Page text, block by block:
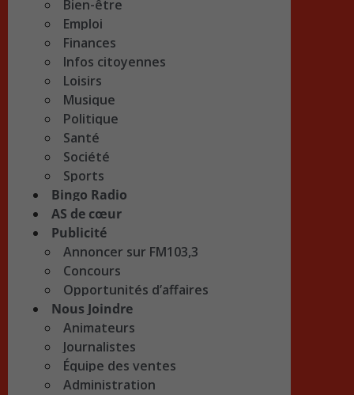
Bien-être
Emploi
Finances
Infos citoyennes
Loisirs
Musique
Politique
Santé
Société
Sports
Bingo Radio
AS de cœur
Publicité
Annoncer sur FM103,3
Concours
Opportunités d’affaires
Nous Joindre
Animateurs
Journalistes
Équipe des ventes
Administration